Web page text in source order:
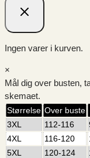
Ingen varer i kurven.
×
Mål dig over busten,
skemaet.
Størrelse Over buste
3XL
112-116
4XL
116-120
5XL
120-124